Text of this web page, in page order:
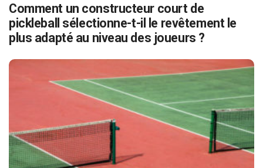
Comment un constructeur court de
pickleball sélectionne-t-il le revêtement le
plus adapté au niveau des joueurs ?